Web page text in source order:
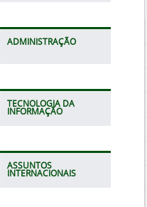
ADMINISTRAÇÃO
TECNOLOGIA DA
INFORMAÇÃO
ASSUNTOS
INTERNACIONAIS